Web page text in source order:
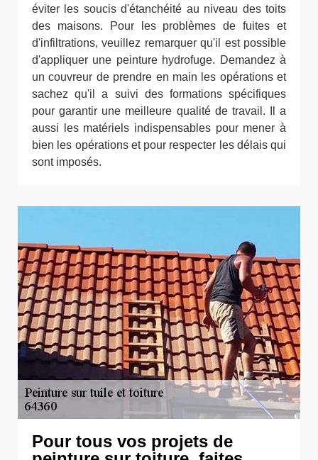
éviter les soucis d'étanchéité au niveau des toits
des maisons. Pour les problèmes de fuites et
d'infiltrations, veuillez remarquer qu'il est possible
d'appliquer une peinture hydrofuge. Demandez à
un couvreur de prendre en main les opérations et
sachez qu'il a suivi des formations spécifiques
pour garantir une meilleure qualité de travail. Il a
aussi les matériels indispensables pour mener à
bien les opérations et pour respecter les délais qui
sont imposés.
Pour tous vos projets de